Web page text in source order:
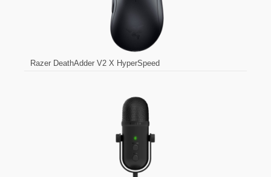
Razer DeathAdder V2 X HyperSpeed